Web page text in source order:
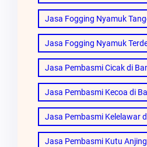
Jasa Fogging Nyamuk
Jasa Fogging Nyamuk
Jasa Pembasmi Cicak di
Jasa Pembasmi Kecoa di
Jasa Pembasmi Kelelawar
Jasa Pembasmi Kutu